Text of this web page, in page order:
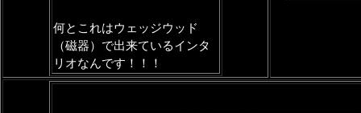
何とこれはウェッジウッド
（磁器）で出来ているインタ
リオなんです！！！